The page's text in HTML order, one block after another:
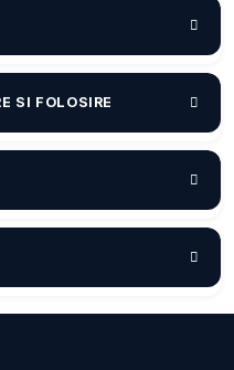
SI FOLOSIRE